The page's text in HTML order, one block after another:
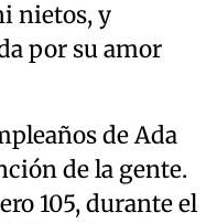
nietos, y
por su amor
de Ada
de la gente.
105, durante el